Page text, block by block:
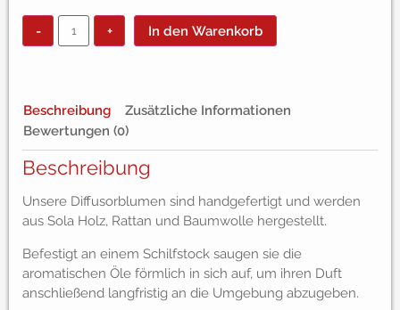
- + In den Warenkorb
Beschreibung
Zusätzliche Informationen
Bewertungen (0)
Beschreibung
Unsere Diffusorblumen sind handgefertigt und werden
aus Sola Holz, Rattan und Baumwolle hergestellt.
Befestigt an einem Schilfstock saugen sie die
aromatischen Öle förmlich in sich auf, um ihren Duft
anschließend langfristig an die Umgebung abzugeben.